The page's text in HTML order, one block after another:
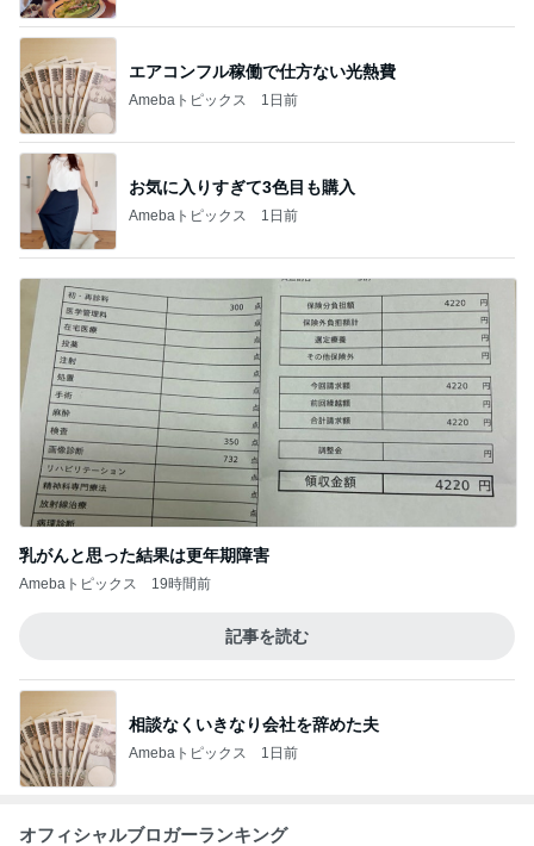
エアコンフル稼働で仕方ない光熱費
Amebaトピックス 1日前
お気に入りすぎて3色目も購入
Amebaトピックス 1日前
乳がんと思った結果は更年期障害
Amebaトピックス 19時間前
記事を読む
相談なくいきなり会社を辞めた夫
Amebaトピックス 1日前
オフィシャルブロガーランキング